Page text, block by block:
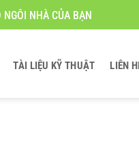
NHÀ CỦA BẠN
TÀI LIỆU KỸ THUẬT LIÊN